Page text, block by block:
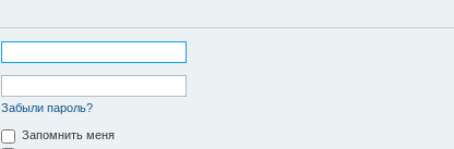
Забыли пароль?
Запомнить меня